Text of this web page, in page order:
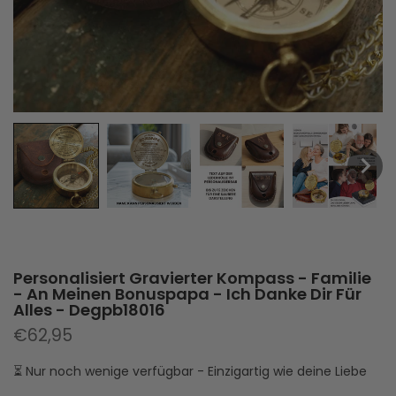
Personalisiert Gravierter Kompass - Familie
- An Meinen Bonuspapa - Ich Danke Dir Für
Alles - Degpb18016
€62,95
⏳ Nur noch wenige verfügbar - Einzigartig wie deine Liebe